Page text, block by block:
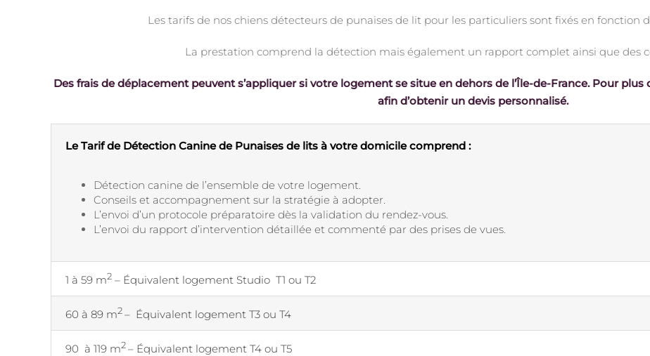
Les tarifs de nos chiens détecteurs de punaises de lit pour les particuliers sont fixés en fonction
La prestation comprend la détection mais également un rapport complet ainsi que des
Des frais de déplacement peuvent s’appliquer si votre logement se situe en dehors de l’Île-de-France. Pour
afin d’obtenir un devis personnalisé.
Le Tarif de Détection Canine de Punaises de lits à votre domicile comprend :
Détection canine de l’ensemble de votre logement.
Conseils et accompagnement sur la stratégie à adopter.
L’envoi d’un protocole préparatoire dès la validation du rendez-vous.
L’envoi du rapport d’intervention détaillée et commenté par des prises de vues.
1 à 59 m2 – Équivalent logement Studio T1 ou T2
60 à 89 m2 – Équivalent logement T3 ou T4
90 à 119 m2 – Équivalent logement T4 ou T5